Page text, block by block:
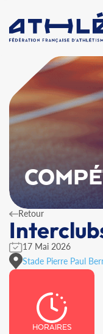
Retour
17 Mai 2026
Stade Pierre Paul
HORAIRES